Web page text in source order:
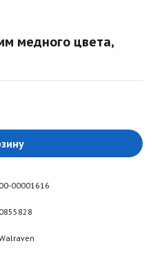
медного цвета,
00-00001616
0855828